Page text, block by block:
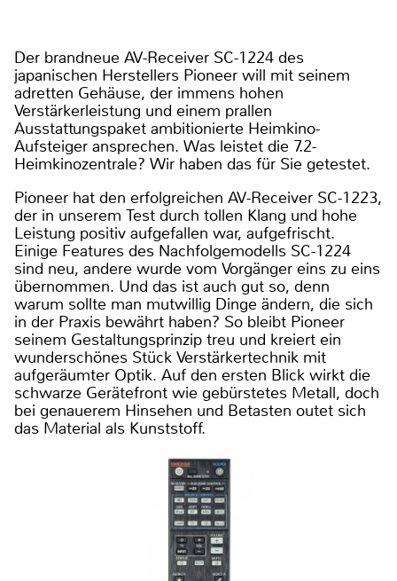
Der brandneue AV-Receiver SC-1224 des
japanischen Herstellers Pioneer will mit seinem
adretten Gehäuse, der immens hohen
Verstärkerleistung und einem prallen
Ausstattungspaket ambitionierte Heimkino-
Aufsteiger ansprechen. Was leistet die 7.2-
Heimkinozentrale? Wir haben das für Sie getestet.
Pioneer hat den erfolgreichen AV-Receiver SC-1223,
der in unserem Test durch tollen Klang und hohe
Leistung positiv aufgefallen war, aufgefrischt.
Einige Features des Nachfolgemodells SC-1224
sind neu, andere wurde vom Vorgänger eins zu eins
übernommen. Und das ist auch gut so, denn
warum sollte man mutwillig Dinge ändern, die sich
in der Praxis bewährt haben? So bleibt Pioneer
seinem Gestaltungsprinzip treu und kreiert ein
wunderschönes Stück Verstärkertechnik mit
aufgeräumter Optik. Auf den ersten Blick wirkt die
schwarze Gerätefront wie gebürstetes Metall, doch
bei genauerem Hinsehen und Betasten outet sich
das Material als Kunststoff.